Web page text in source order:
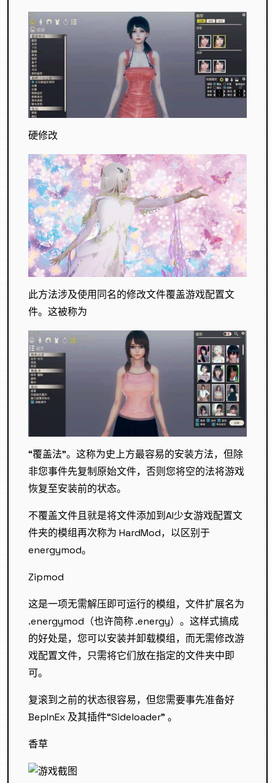
硬修改
此方法涉及使用同名的修改文件覆盖游戏配置文
件。这被称为
“覆盖法”。这称为史上方最容易的安装方法，但除
非您事件先复制原始文件，否则您将空的法将游戏
恢复至安装前的状态。
不覆盖文件且就是将文件添加到AI少女游戏配置文
件夹的模组再次称为 HardMod，以区别于
energymod。
Zipmod
这是一项无需解压即可运行的模组，文件扩展名为
.energymod（也许简称 .energy）。这样式搞成
的好处是，您可以安装并卸载模组，而无需修改游
戏配置文件，只需将它们放在指定的文件夹中即
可。
复滚到之前的状态很容易，但您需要事先准备好
BepInEx 及其插件“Sideloader” 。
香草